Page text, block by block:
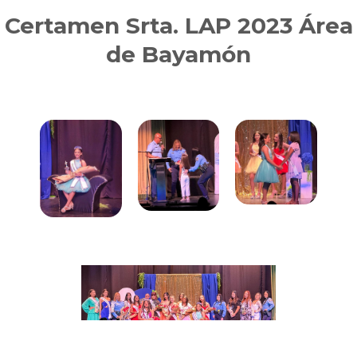
Certamen Srta. LAP 2023 Área
de Bayamón